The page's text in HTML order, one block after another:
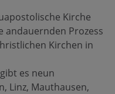
Kirche
andauernden Prozess
Kirchen in
es neun
Linz, Mauthausen,